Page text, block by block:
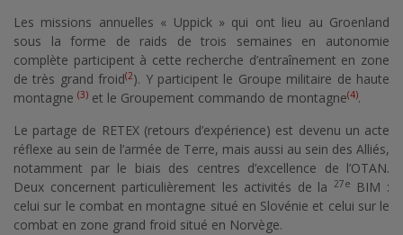
Les missions annuelles « Uppick » qui ont lieu au Groenland
sous la forme de raids de trois semaines en autonomie
complète participent à cette recherche d’entraînement en zone
de très grand froid(2). Y participent le Groupe militaire de haute
montagne (3) et le Groupement commando de montagne(4).
Le partage de RETEX (retours d’expérience) est devenu un acte
réflexe au sein de l’armée de Terre, mais aussi au sein des Alliés,
notamment par le biais des centres d’excellence de l’OTAN.
Deux concernent particulièrement les activités de la 27e
BIM :
celui sur le combat en montagne situé en Slovénie et celui sur le
combat en zone grand froid situé en Norvège.